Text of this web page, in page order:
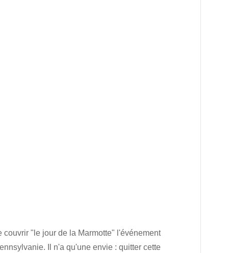
"le jour de la Marmotte" l'événement
Il n'a qu'une envie : quitter cette